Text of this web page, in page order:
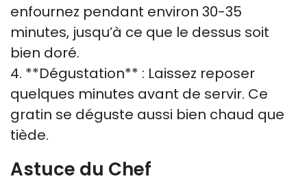
enfournez pendant environ 30-35
minutes, jusqu’à ce que le dessus soit
bien doré.
4. **Dégustation** : Laissez reposer
quelques minutes avant de servir. Ce
gratin se déguste aussi bien chaud que
tiède.
Astuce du Chef